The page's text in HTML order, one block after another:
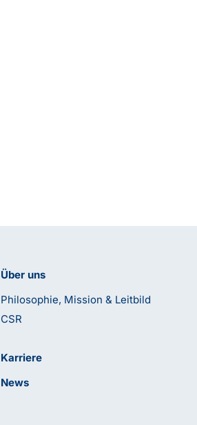
Über uns
Philosophie, Mission & Leitbild
CSR
Karriere
News